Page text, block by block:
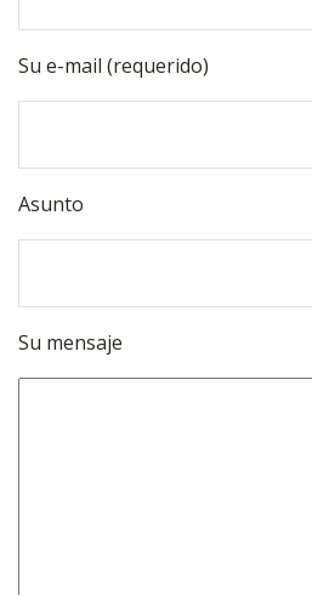
Su e-mail (requerido)
Asunto
Su mensaje